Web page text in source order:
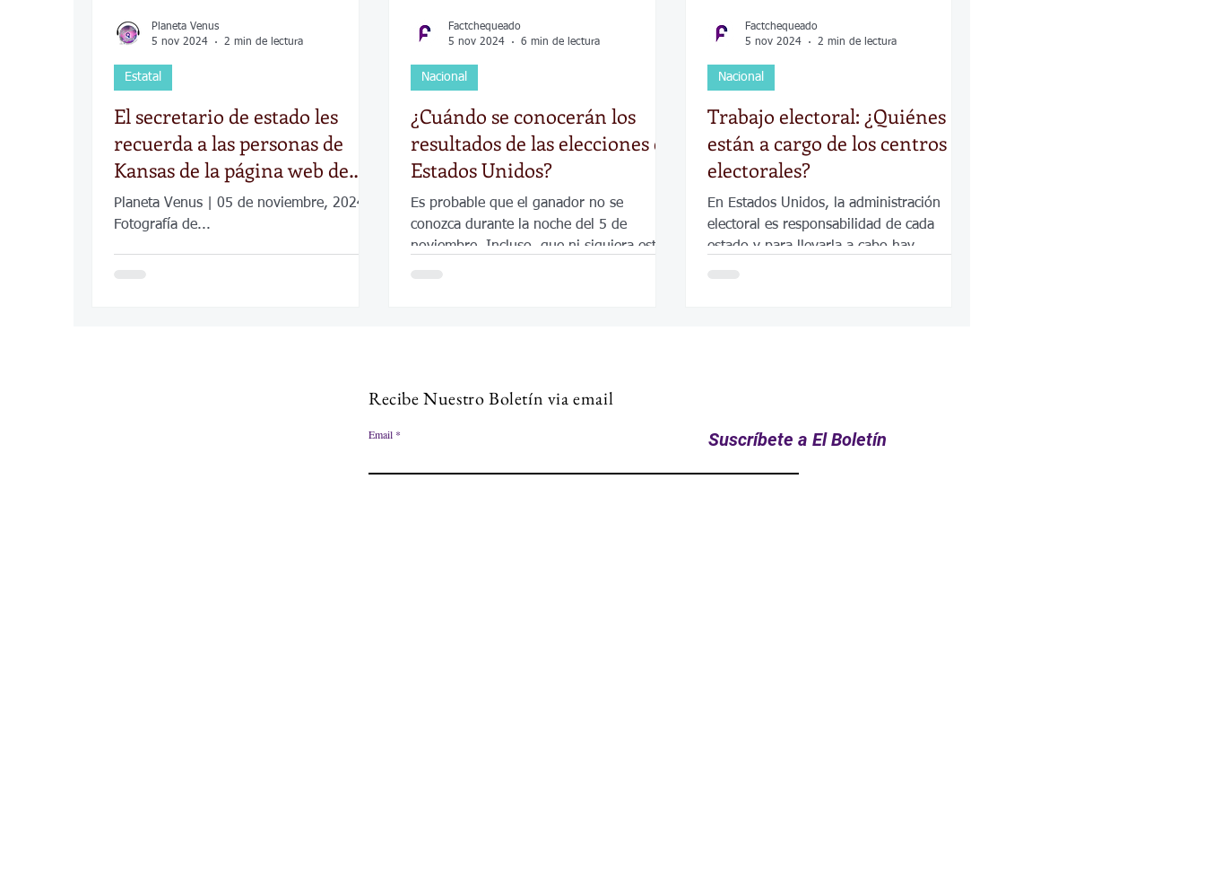
El secretario de estado les
recuerda a las personas de
Kansas de la página web de
informes de la noche electoral
Planeta Venus | 05 de noviembre, 2024
Fotografía de...
Estatal
Planeta Venus
5 nov 2024
2 min de lectura
¿Cuándo se conocerán los
resultados de las elecciones en
Estados Unidos?
Es probable que el ganador no se
conozca durante la noche del 5 de
noviembre. Incluso, que ni siquiera esté
Nacional
Factchequeado
5 nov 2024
6 min de lectura
Trabajo electoral: ¿Quiénes
están a cargo de los centros
electorales?
En Estados Unidos, la administración
electoral es responsabilidad de cada
estado y para llevarla a cabo hay
Nacional
Factchequeado
5 nov 2024
2 min de lectura
Recibe Nuestro Boletín via email
Email Suscríbete a El Boletín